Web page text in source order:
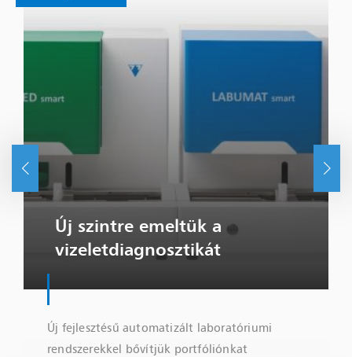
Új szintre emeltük a
vizeletdiagnosztikát
Új fejlesztésű automatizált laboratóriumi
rendszerekkel bővítjük portfóliónkat